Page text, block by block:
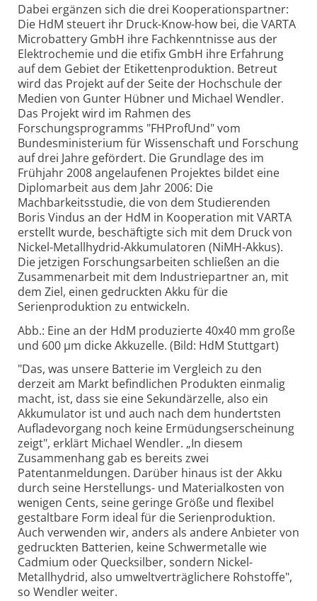
Dabei ergänzen sich die drei Kooperationspartner:
Die HdM steuert ihr Druck-Know-how bei, die VARTA
Microbattery GmbH ihre Fachkenntnisse aus der
Elektrochemie und die etifix GmbH ihre Erfahrung
auf dem Gebiet der Etikettenproduktion. Betreut
wird das Projekt auf der Seite der Hochschule der
Medien von Gunter Hübner und Michael Wendler.
Das Projekt wird im Rahmen des
Forschungsprogramms "FHProfUnd" vom
Bundesministerium für Wissenschaft und Forschung
auf drei Jahre gefördert. Die Grundlage des im
Frühjahr 2008 angelaufenen Projektes bildet eine
Diplomarbeit aus dem Jahr 2006: Die
Machbarkeitsstudie, die von dem Studierenden
Boris Vindus an der HdM in Kooperation mit VARTA
erstellt wurde, beschäftigte sich mit dem Druck von
Nickel-Metallhydrid-Akkumulatoren (NiMH-Akkus).
Die jetzigen Forschungsarbeiten schließen an die
Zusammenarbeit mit dem Industriepartner an, mit
dem Ziel, einen gedruckten Akku für die
Serienproduktion zu entwickeln.
Abb.: Eine an der HdM produzierte 40x40 mm große
und 600 µm dicke Akkuzelle. (Bild: HdM Stuttgart)
"Das, was unsere Batterie im Vergleich zu den
derzeit am Markt befindlichen Produkten einmalig
macht, ist, dass sie eine Sekundärzelle, also ein
Akkumulator ist und auch nach dem hundertsten
Aufladevorgang noch keine Ermüdungserscheinung
zeigt", erklärt Michael Wendler. „In diesem
Zusammenhang gab es bereits zwei
Patentanmeldungen. Darüber hinaus ist der Akku
durch seine Herstellungs- und Materialkosten von
wenigen Cents, seine geringe Größe und flexibel
gestaltbare Form ideal für die Serienproduktion.
Auch verwenden wir, anders als andere Anbieter von
gedruckten Batterien, keine Schwermetalle wie
Cadmium oder Quecksilber, sondern Nickel-
Metallhydrid, also umweltverträglichere Rohstoffe",
so Wendler weiter.